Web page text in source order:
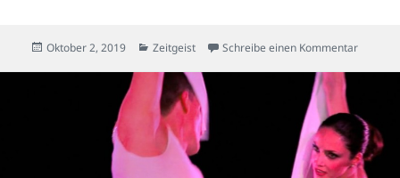
Veröffentlicht
Oktober 2, 2019 Kategorien
Zeitgeist Schreibe einen Kommentarzu Das